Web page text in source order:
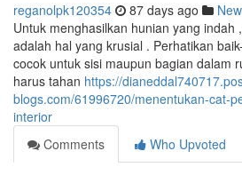
reganolpk120354 87 days ago
Untuk menghasilkan hunian yang indah
adalah hal yang krusial . Perhatikan
cocok untuk sisi maupun bagian dalam
harus tahan https://
blogs.com/61996720/menentukan-cat-
interior
Comments
Who Upvoted